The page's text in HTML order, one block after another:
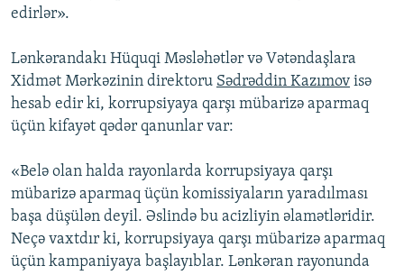
edirlər».
Lənkərandakı Hüquqi Məsləhətlər və Vətəndaşlara
Xidmət Mərkəzinin direktoru Sədrəddin Kazımov isə
hesab edir ki, korrupsiyaya qarşı mübarizə aparmaq
üçün kifayət qədər qanunlar var:
«Belə olan halda rayonlarda korrupsiyaya qarşı
mübarizə aparmaq üçün komissiyaların yaradılması
başa düşülən deyil. Əslində bu acizliyin əlamətləridir.
Neçə vaxtdır ki, korrupsiyaya qarşı mübarizə aparmaq
üçün kampaniyaya başlayıblar. Lənkəran rayonunda